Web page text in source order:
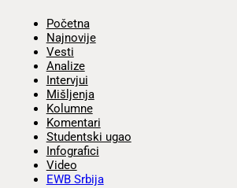
Početna
Najnovije
Vesti
Analize
Intervjui
Mišljenja
Kolumne
Komentari
Studentski ugao
Infografici
Video
EWB Srbija